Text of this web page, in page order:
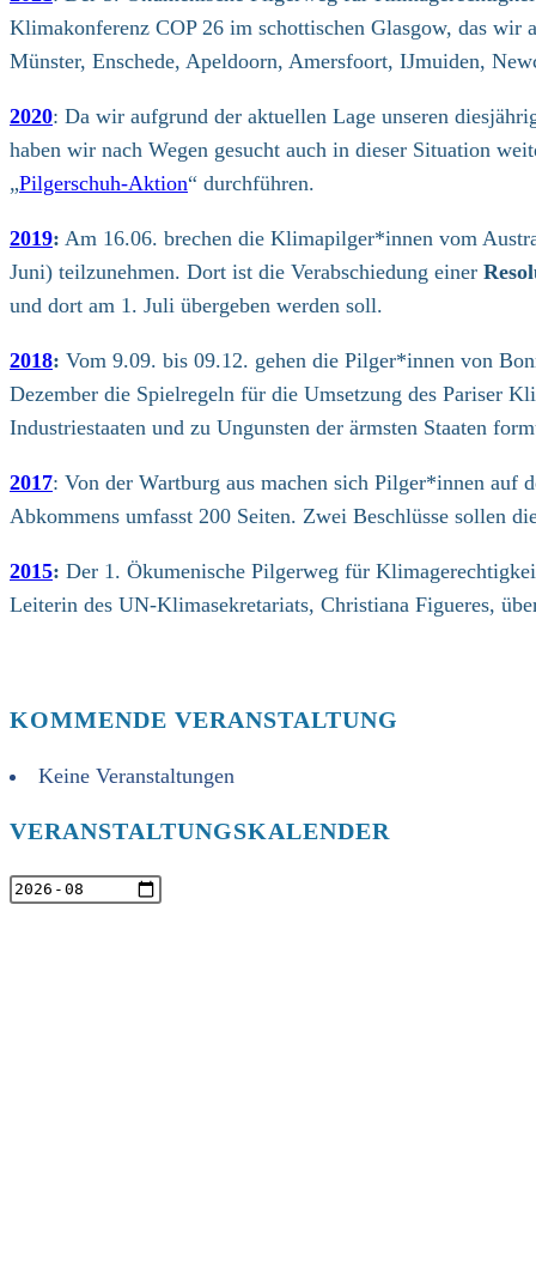
Klimakonferenz COP 26 im schottischen Glasgow, das
Münster, Enschede, Apeldoorn, Amersfoort, IJmuiden,
2020: Da wir aufgrund der aktuellen Lage unseren
haben wir nach Wegen gesucht auch in dieser Situation
„Pilgerschuh-Aktion“ durchführen.
2019: Am 16.06. brechen die Klimapilger*innen vom
Juni) teilzunehmen. Dort ist die Verabschiedung einer
und dort am 1. Juli übergeben werden soll.
2018: Vom 9.09. bis 09.12. gehen die Pilger*innen von
Dezember die Spielregeln für die Umsetzung des Pariser
Industriestaaten und zu Ungunsten der ärmsten Staaten
2017: Von der Wartburg aus machen sich Pilger*innen auf
Abkommens umfasst 200 Seiten. Zwei Beschlüsse sollen
2015: Der 1. Ökumenische Pilgerweg für
Leiterin des UN-Klimasekretariats, Christiana Figueres,
KOMMENDE VERANSTALTUNG
Keine Veranstaltungen
VERANSTALTUNGSKALENDER